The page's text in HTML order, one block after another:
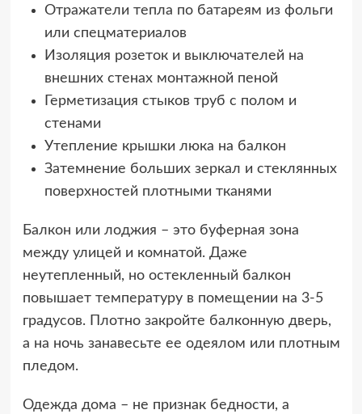
Отражатели тепла по батареям из фольги
или спецматериалов
Изоляция розеток и выключателей на
внешних стенах монтажной пеной
Герметизация стыков труб с полом и
стенами
Утепление крышки люка на балкон
Затемнение больших зеркал и стеклянных
поверхностей плотными тканями
Балкон или лоджия – это буферная зона
между улицей и комнатой. Даже
неутепленный, но остекленный балкон
повышает температуру в помещении на 3-5
градусов. Плотно закройте балконную дверь,
а на ночь занавесьте ее одеялом или плотным
пледом.
Одежда дома – не признак бедности, а